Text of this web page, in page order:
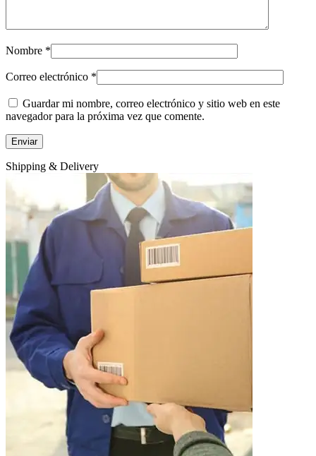
Nombre *
Correo electrónico *
Guardar mi nombre, correo electrónico y sitio web en este
navegador para la próxima vez que comente.
Shipping & Delivery